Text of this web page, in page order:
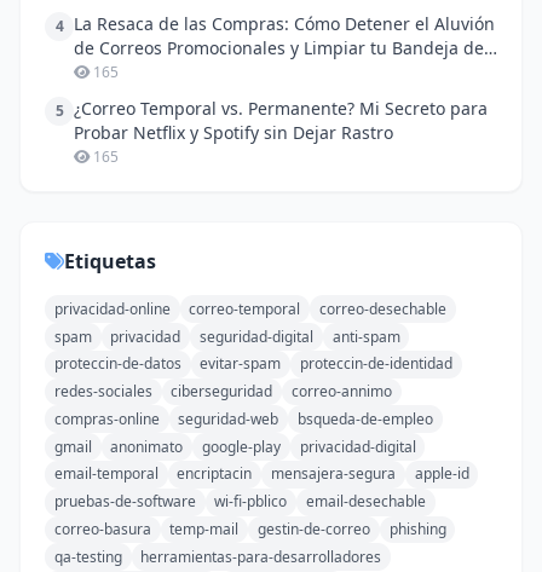
4 La Resaca de las Compras: Cómo Detener el Aluvión
de Correos Promocionales y Limpiar tu Bandeja de
Entrada
165
5 ¿Correo Temporal vs. Permanente? Mi Secreto para
Probar Netflix y Spotify sin Dejar Rastro
165
Etiquetas
privacidad-online correo-temporal
correo-desechable
spam
privacidad seguridad-digital
anti-spam
proteccin-de-datos
evitar-spam
proteccin-de-identidad
redes-sociales
ciberseguridad
correo-annimo
compras-online
seguridad-web
bsqueda-de-empleo
gmail
anonimato google-play
privacidad-digital
email-temporal
encriptacin mensajera-segura
apple-id
pruebas-de-software
wi-fi-pblico
email-desechable
correo-basura
temp-mail gestin-de-correo
phishing
qa-testing
herramientas-para-desarrolladores